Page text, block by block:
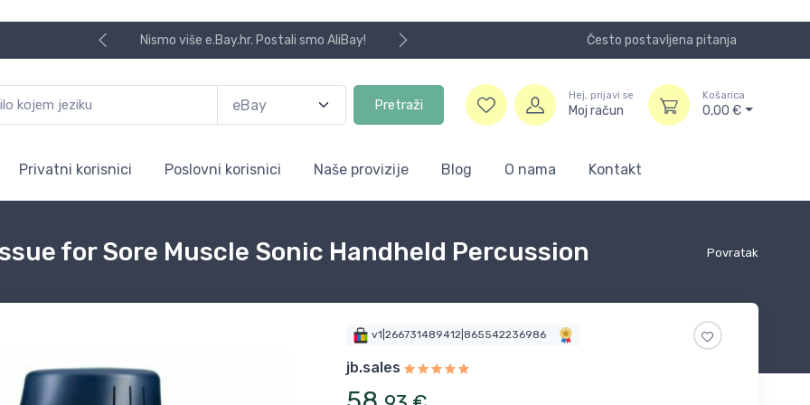
Nismo više e.Bay.hr. Postali smo AliBay! Često postavljena pitanja
Pretraži
Hej, prijavi se
Moj račun
Košarica
0,00 €
Privatni korisnici Poslovni korisnici Naše provizije Blog O nama Kontakt
Povratak
for Sore Muscle Sonic Handheld Percussion
v1|266731489412|865542236986
jb.sales